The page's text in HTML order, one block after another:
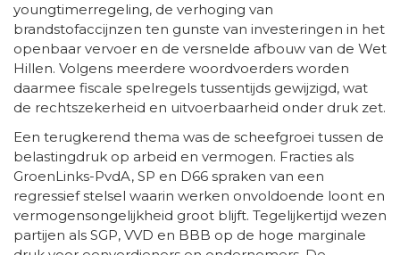
youngtimerregeling, de verhoging van
brandstofaccijnzen ten gunste van investeringen in het
openbaar vervoer en de versnelde afbouw van de Wet
Hillen. Volgens meerdere woordvoerders worden
daarmee fiscale spelregels tussentijds gewijzigd, wat
de rechtszekerheid en uitvoerbaarheid onder druk zet.
Een terugkerend thema was de scheefgroei tussen de
belastingdruk op arbeid en vermogen. Fracties als
GroenLinks-PvdA, SP en D66 spraken van een
regressief stelsel waarin werken onvoldoende loont en
vermogensongelijkheid groot blijft. Tegelijkertijd wezen
partijen als SGP, VVD en BBB op de hoge marginale